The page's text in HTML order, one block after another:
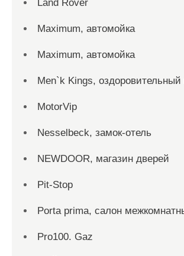
Land Rover
Maximum, автомойка
Maximum, автомойка
Men`k Kings, оздоровительный
MotorVip
Nesselbeck, замок-отель
NEWDOOR, магазин дверей
Pit-Stop
Porta prima, салон
Pro100. Gaz